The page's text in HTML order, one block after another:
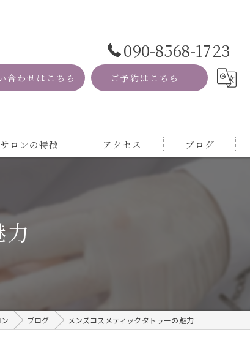
090-8568-1723
合わせはこちら ご予約はこちら
ロンの特徴 アクセス ブログ
ブログ メンズコスメティックタトゥーの魅力